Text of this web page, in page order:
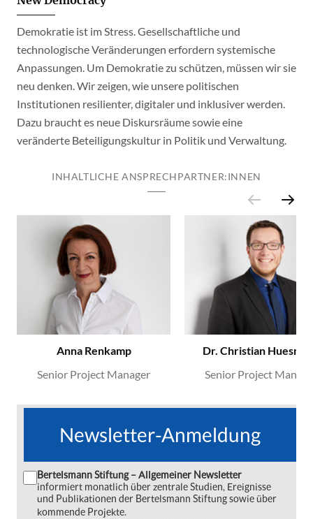
Demokratie ist im Stress. Gesellschaftliche und
technologische Veränderungen erfordern systemische
Anpassungen. Um Demokratie zu schützen, müssen wir sie
neu denken. Wir zeigen, wie unsere politischen
Institutionen resilienter, digitaler und inklusiver werden.
Dazu braucht es neue Diskursräume sowie eine
veränderte Beteiligungskultur in Politik und Verwaltung.
INHALTLICHE ANSPRECHPARTNER:INNEN
Anna Renkamp
Senior Project Manager
Dr. Christian
Senior Project
Newsletter-Anmeldung
Bertelsmann Stiftung – Allgemeiner Newsletter
informiert monatlich über zentrale Studien, Ereignisse
und Publikationen der Bertelsmann Stiftung sowie über
kommende Projekte.